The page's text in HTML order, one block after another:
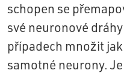
schopen se
své neuronové
případech množit
samotné neurony.